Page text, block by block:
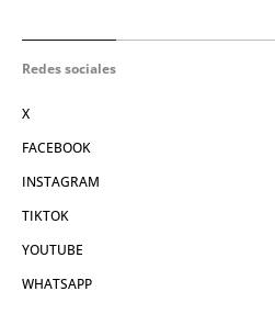
Redes sociales
X
FACEBOOK
INSTAGRAM
TIKTOK
YOUTUBE
WHATSAPP